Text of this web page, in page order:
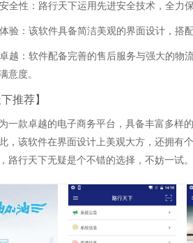
全性：路行天下运用先进安全技术，全力
验：该软件具备简洁美观的界面设计，搭
越：软件配备完善的售后服务与强大的物
意度。
推荐】
一款卓越的电子商务平台，具备丰富多样
，该软件在界面设计上美观大方，还拥有
路行天下无疑是个不错的选择，不妨一试。